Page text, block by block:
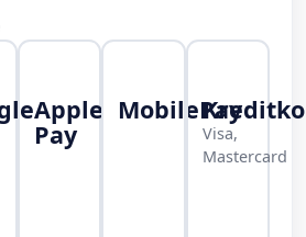
Apple
Pay
MobilePay
Visa,
Mastercard